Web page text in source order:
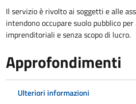
Il servizio è rivolto ai soggetti e alle
intendono occupare suolo pubblico
imprenditoriali e senza scopo di lucro.
Approfondimenti
Ulteriori informazioni